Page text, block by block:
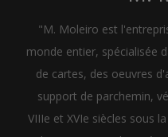
"M. Moleiro est
monde entier, spécialisée
de cartes, des oeuvres
support de parchemin,
VIIIe et XVIe siècles sous